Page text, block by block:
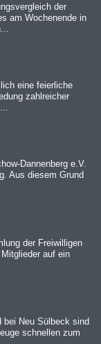
der
am Wochenende in
eine feierliche
zahlreicher
Dannenberg e.V.
Aus diesem Grund
der Freiwilligen
auf ein
bei Neu Sülbeck sind
schnellen zum